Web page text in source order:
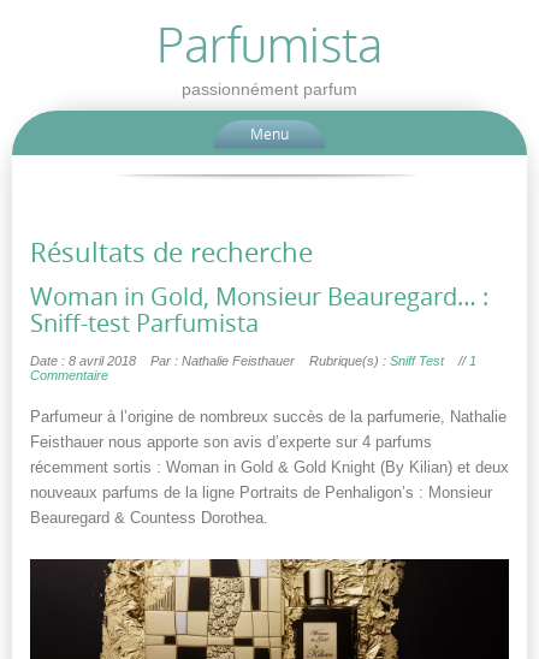
Parfumista
passionnément parfum
Menu
Résultats de recherche
Woman in Gold, Monsieur Beauregard… :
Sniff-test Parfumista
Date : 8 avril 2018 Par : Nathalie Feisthauer Rubrique(s) : Sniff Test // 1
Commentaire
Parfumeur à l’origine de nombreux succès de la parfumerie, Nathalie
Feisthauer nous apporte son avis d’experte sur 4 parfums
récemment sortis : Woman in Gold & Gold Knight (By Kilian) et deux
nouveaux parfums de la ligne Portraits de Penhaligon’s : Monsieur
Beauregard & Countess Dorothea.